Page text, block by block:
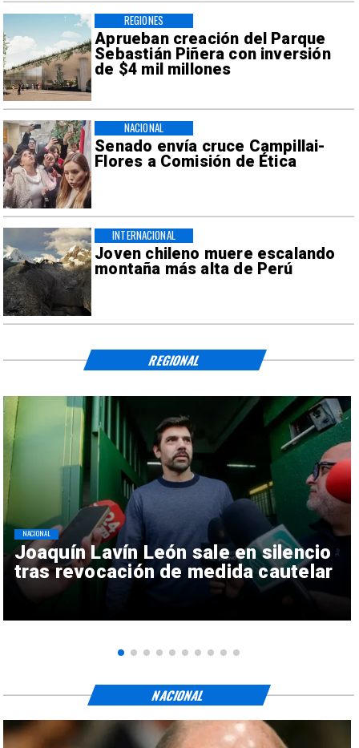
Aprueban creación del Parque
Sebastián Piñera con inversión
de $4 mil millones
REGIONES
Senado envía cruce Campillai-
Flores a Comisión de Ética
NACIONAL
Joven chileno muere escalando
montaña más alta de Perú
INTERNACIONAL
Joaquín Lavín León sale en silencio
tras revocación de medida cautelar
NACIONAL
REGIONAL
NACIONAL